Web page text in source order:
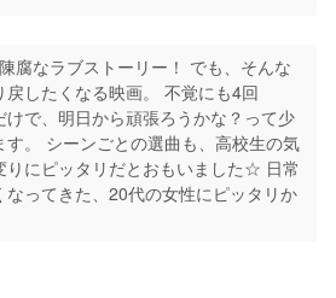
腐なラブストーリー！ でも、そんな
戻したくなる映画。 不覚にも4回
けで、明日から頑張ろうかな？って少
す。 シーンごとの選曲も、高校生の気
りにピッタリだとおもいました☆ 日常
なってきた、20代の女性にピッタリか